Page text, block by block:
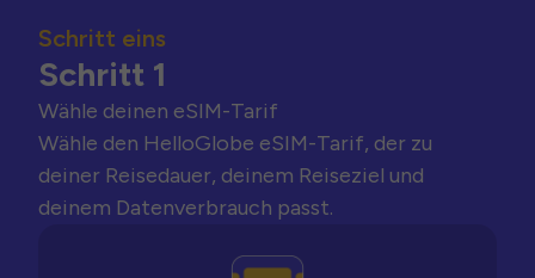
Schritt eins
Schritt 1
Wähle deinen eSIM-Tarif
Wähle den HelloGlobe eSIM-Tarif, der zu
deiner Reisedauer, deinem Reiseziel und
deinem Datenverbrauch passt.